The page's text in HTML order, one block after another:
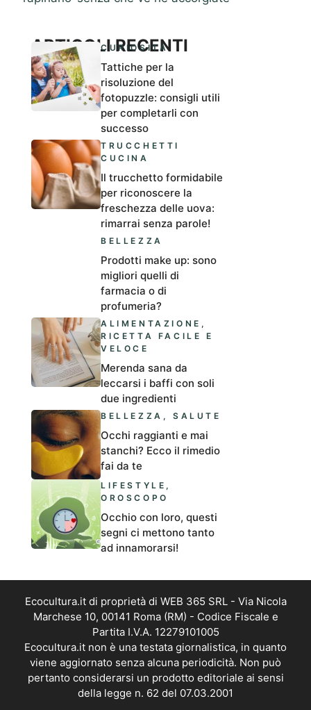
ARTICOLI RECENTI
CURIOSITÀ
Tattiche per la
risoluzione del
fotopuzzle: consigli utili
per completarli con
successo
TRUCCHETTI
CUCINA
Il trucchetto formidabile
per riconoscere la
freschezza delle uova:
rimarrai senza parole!
BELLEZZA
Prodotti make up: sono
migliori quelli di
farmacia o di
profumeria?
ALIMENTAZIONE ,
RICETTA FACILE E
VELOCE
Merenda sana da
leccarsi i baffi con soli
due ingredienti
BELLEZZA ,SALUTE
Occhi raggianti e mai
stanchi? Ecco il rimedio
fai da te
LIFESTYLE ,
OROSCOPO
Occhio con loro, questi
segni ci mettono tanto
ad innamorarsi!
Ecocultura.it di proprietà di WEB 365 SRL - Via Nicola
Marchese 10, 00141 Roma (RM) - Codice Fiscale e
Partita I.V.A. 12279101005
Ecocultura.it non è una testata giornalistica, in quanto
viene aggiornato senza alcuna periodicità. Non può
pertanto considerarsi un prodotto editoriale ai sensi
della legge n. 62 del 07.03.2001